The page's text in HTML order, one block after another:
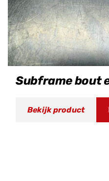
Subframe bout
Bekijk product